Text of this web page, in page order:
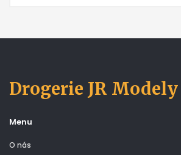
Drogerie JR Modely
Menu
O nás